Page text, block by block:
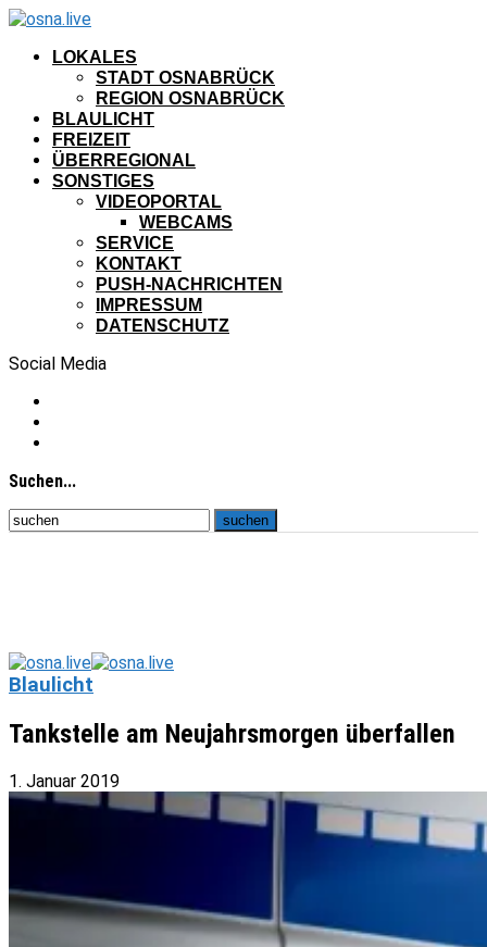
LOKALES
STADT OSNABRÜCK
REGION OSNABRÜCK
BLAULICHT
FREIZEIT
ÜBERREGIONAL
SONSTIGES
VIDEOPORTAL
WEBCAMS
SERVICE
KONTAKT
PUSH-NACHRICHTEN
IMPRESSUM
DATENSCHUTZ
Social Media
Suchen...
osna.live
Blaulicht
Tankstelle am Neujahrsmorgen überfallen
1. Januar 2019